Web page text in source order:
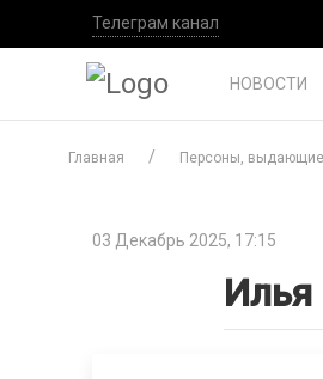
Телеграм канал
НОВОСТИ
Главная Персоны,
03 Декабрь 2025, 17:15
Илья